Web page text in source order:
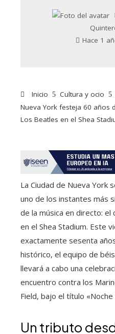
Hace 1
Inicio
Cultura y ocio
Nueva York festeja 60 años
Los Beatles en el Shea
La Ciudad de Nueva York
uno de los instantes más
de la música en directo:
en el Shea Stadium. Este
exactamente sesenta
histórico, el equipo de
llevará a cabo una
encuentro contra los
Field, bajo el título
Un tributo